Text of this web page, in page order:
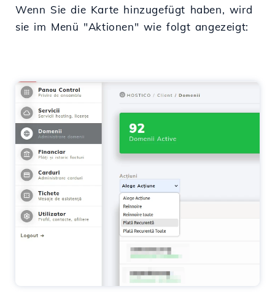
Wenn Sie die Karte hinzugefügt haben, wird
sie im Menü "Aktionen" wie folgt angezeigt: